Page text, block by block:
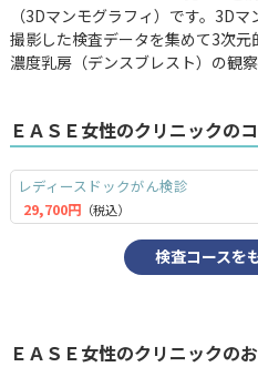
（3Dマンモグラフィ）です。3D
撮影した検査データを集めて3次
濃度乳房（デンスブレスト）の観
ＥＡＳＥ女性のクリニックの
レディースドックがん検診
29,700円 （税込）
検査コースを
ＥＡＳＥ女性のクリニックの